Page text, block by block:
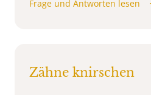
Frage und Antworten lesen
Zähne knirschen